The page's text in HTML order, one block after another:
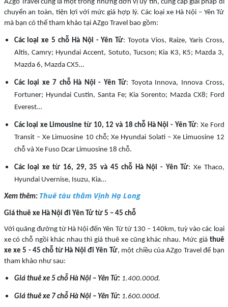
AZgo Travel cũng là một trong những đơn vị uy tín, cung cấp giải pháp di
chuyển an toàn, tiện lợi với mức giá hợp lý. Các loại xe Hà Nội – Yên Tử
mà bạn có thể tham khảo tại AZgo Travel bao gồm:
Các loại xe 5 chỗ Hà Nội - Yên Tử: Toyota Vios, Raize, Yaris Cross,
Altis, Camry; Hyundai Accent, Sotuto, Tucson; Kia K3, K5; Mazda 3,
Mazda 6, Mazda CX5…
Các loại xe 7 chỗ Hà Nội - Yên Tử: Toyota Innova, Innova Cross,
Fortuner; Hyundai Custin, Santa Fe; Kia Sorento; Mazda CX8; Ford
Everest…
Các loại xe Limousine từ 10, 12 và 18 chỗ Hà Nội - Yên Tử: Xe Ford
Transit – Xe Limuosine 10 chỗ; Xe Hyundai Solati – Xe Limuosine 12
chỗ và Xe Fuso Dcar Limuosine 18 chỗ.
Các loại xe từ 16, 29, 35 và 45 chỗ Hà Nội - Yên Tử: Xe Thaco,
Hyundai Uvernise, Isuzu, Kia…
Xem thêm: Thuê tàu thăm Vịnh Hạ Long
Giá thuê xe Hà Nội đi Yên Tử từ 5 – 45 chỗ
Với quãng đường từ Hà Nội đến Yên Từ từ 130 – 140km, tuỳ vào các loại
xe có chỗ ngồi khác nhau thì giá thuê xe cũng khác nhau. Mức giá thuê
xe xe 5 - 45 chỗ từ Hà Nội đi Yên Tử, một chiều của AZgo Travel để bạn
tham khảo như sau:
Giá thuê xe 5 chỗ Hà Nội – Yên Tử:1.400.000đ.
Giá thuê xe 7 chỗ Hà Nội – Yên Tử:1.600.000đ.